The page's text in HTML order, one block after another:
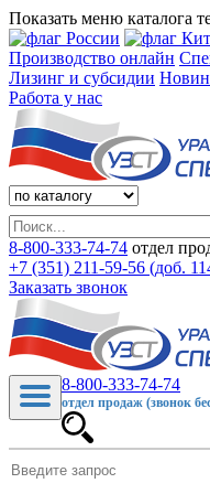
Показать меню каталога
Производство онлайн
Лизинг и субсидии
Работа у нас
8-800-333-74-74 отдел
+7 (351) 211-59-56 (доб.
Заказать звонок
8-800-333-74-74
отдел продаж (звонок